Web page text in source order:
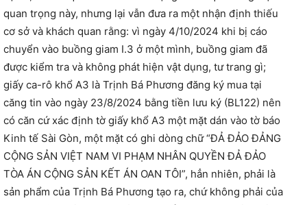
quan trọng này, nhưng lại vẫn đưa ra một nhận định thiếu
cơ sở và khách quan rằng: vì ngày 4/10/2024 khi bị cáo
chuyển vào buồng giam I.3 ở một mình, buồng giam đã
được kiểm tra và không phát hiện vật dụng, tư trang gì;
giấy ca-rô khổ A3 là Trịnh Bá Phương đăng ký mua tại
căng tin vào ngày 23/8/2024 bằng tiền lưu ký (BL122) nên
có căn cứ xác định tờ giấy khổ A3 một mặt dán vào tờ báo
Kinh tế Sài Gòn, một mặt có ghi dòng chữ “ĐẢ ĐẢO ĐẢNG
CỘNG SẢN VIỆT NAM VI PHẠM NHÂN QUYỀN ĐẢ ĐẢO
TÒA ÁN CỘNG SẢN KẾT ÁN OAN TÔI”, hẳn nhiên, phải là
sản phẩm của Trịnh Bá Phương tạo ra, chứ không phải của